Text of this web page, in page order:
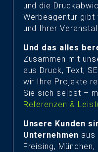
und die
Werbeagentur gibt
und Ihrer
Und das alles
Zusammen mit
aus Druck, Text,
wir Ihre Projekte
Sie sich selbst –
Referenzen &
Unsere Kunden
Unternehmen aus
Freising,